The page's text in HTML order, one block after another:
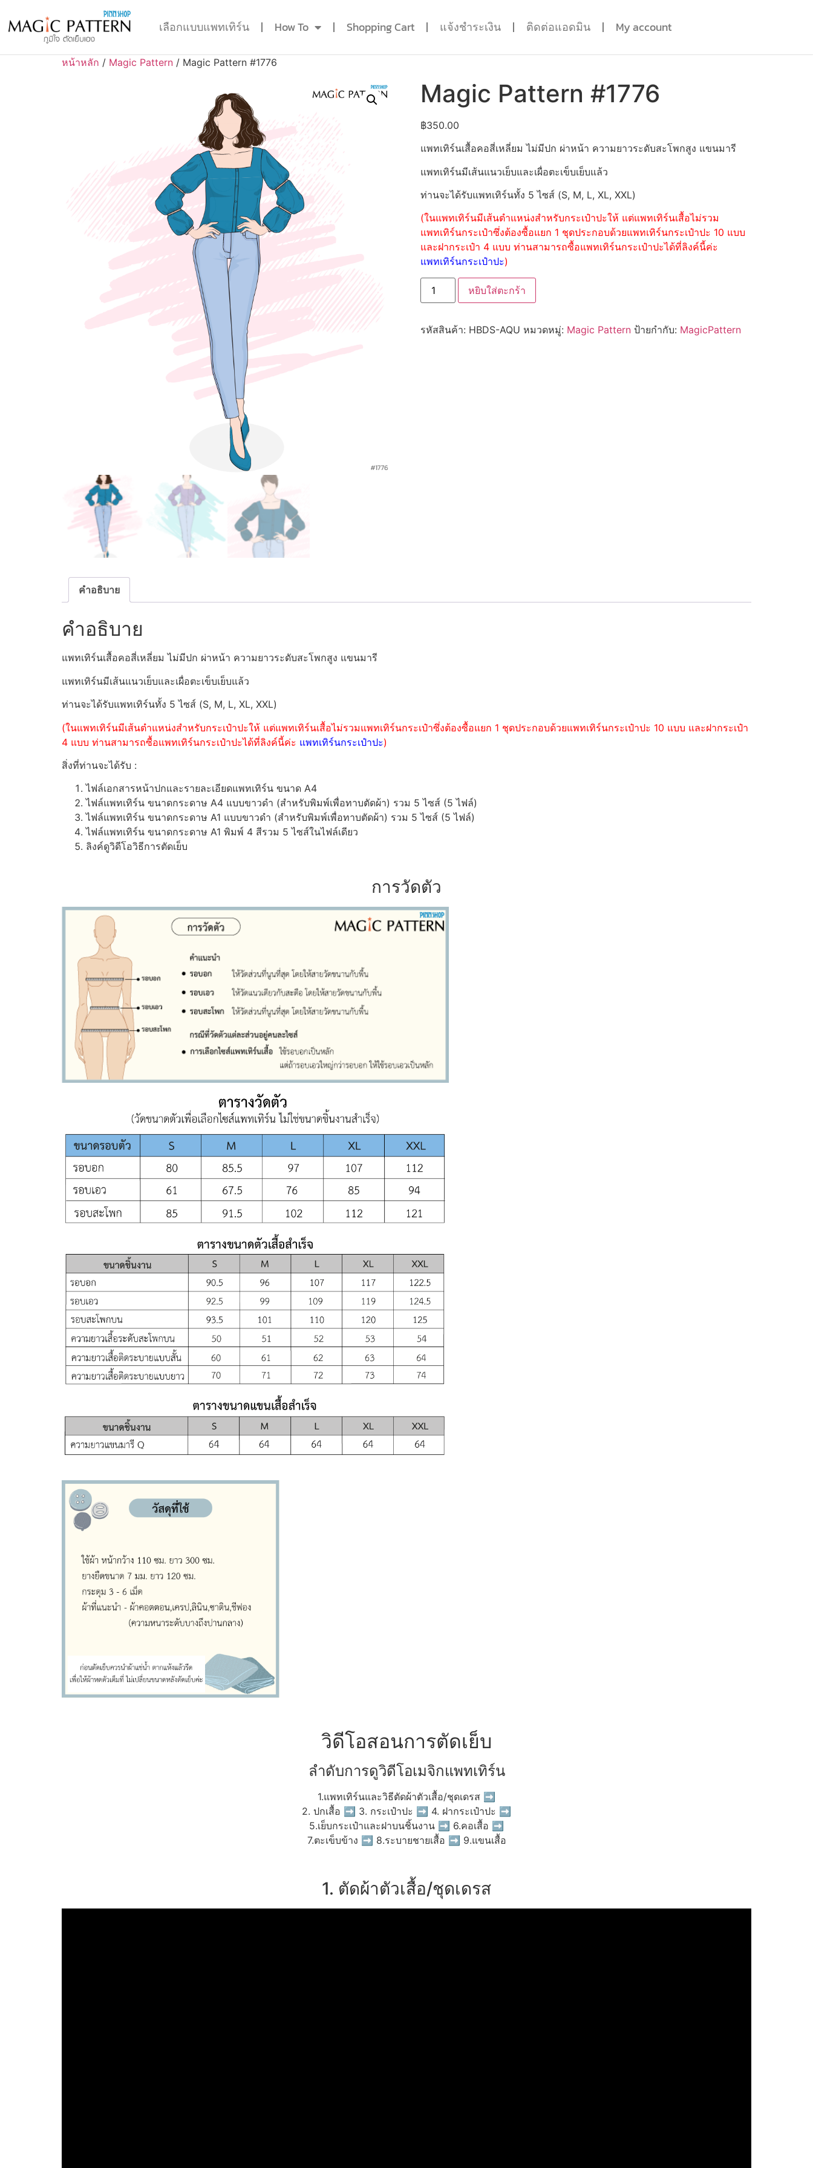
เลือกแบบแพทเทิร์น How To Shopping Cart แจ้งชำระเงิน ติดต่อแอดมิน My account
หน้าหลัก / Magic Pattern / Magic Pattern #1776
Magic Pattern #1776
฿350.00
แพทเทิร์นเสื้อคอสี่เหลี่ยม ไม่มีปก ผ่าหน้า ความยาวระดับสะโพกสูง แขนมารี
แพทเทิร์นมีเส้นแนวเย็บและเผื่อตะเข็บเย็บแล้ว
ท่านจะได้รับแพทเทิร์นทั้ง 5 ไซส์ (S, M, L, XL, XXL)
(ในแพทเทิร์นมีเส้นตำแหน่งสำหรับกระเป๋าปะให้ แต่แพทเทิร์นเสื้อไม่รวม
แพทเทิร์นกระเป๋าซึ่งต้องซื้อแยก 1 ชุดประกอบด้วยแพทเทิร์นกระเป๋าปะ 10 แบบ
และฝากระเป๋า 4 แบบ ท่านสามารถซื้อแพทเทิร์นกระเป๋าปะได้ที่ลิงค์นี้ค่ะ
แพทเทิร์นกระเป๋าปะ)
หยิบใส่ตะกร้า
รหัสสินค้า: HBDS-AQU หมวดหมู่: Magic Pattern ป้ายกำกับ: MagicPattern
คำอธิบาย
คำอธิบาย
แพทเทิร์นเสื้อคอสี่เหลี่ยม ไม่มีปก ผ่าหน้า ความยาวระดับสะโพกสูง แขนมารี
แพทเทิร์นมีเส้นแนวเย็บและเผื่อตะเข็บเย็บแล้ว
ท่านจะได้รับแพทเทิร์นทั้ง 5 ไซส์ (S, M, L, XL, XXL)
(ในแพทเทิร์นมีเส้นตำแหน่งสำหรับกระเป๋าปะให้ แต่แพทเทิร์นเสื้อไม่รวมแพทเทิร์นกระเป๋าซึ่งต้องซื้อแยก 1 ชุดประกอบด้วยแพทเทิร์นกระเป๋าปะ 10 แบบ และฝากระเป๋า
4 แบบ ท่านสามารถซื้อแพทเทิร์นกระเป๋าปะได้ที่ลิงค์นี้ค่ะ แพทเทิร์นกระเป๋าปะ)
สิ่งที่ท่านจะได้รับ :
ไฟล์เอกสารหน้าปกและรายละเอียดแพทเทิร์น ขนาด A4
ไฟล์แพทเทิร์น ขนาดกระดาษ A4 แบบขาวดำ (สำหรับพิมพ์เพื่อทาบตัดผ้า) รวม 5 ไซส์ (5 ไฟล์)
ไฟล์แพทเทิร์น ขนาดกระดาษ A1 แบบขาวดำ (สำหรับพิมพ์เพื่อทาบตัดผ้า) รวม 5 ไซส์ (5 ไฟล์)
ไฟล์แพทเทิร์น ขนาดกระดาษ A1 พิมพ์ 4 สีรวม 5 ไซส์ในไฟล์เดียว
ลิงค์ดูวิดีโอวิธีการตัดเย็บ
การวัดตัว
วิดีโอสอนการตัดเย็บ
ลำดับการดูวิดีโอเมจิกแพทเทิร์น
1.แพทเทิร์นและวิธีตัดผ้าตัวเสื้อ/ชุดเดรส ➡
2. ปกเสื้อ ➡ 3. กระเป๋าปะ ➡ 4. ฝากระเป๋าปะ ➡
5.เย็บกระเป๋าและฝาบนชิ้นงาน ➡ 6.คอเสื้อ ➡
7.ตะเข็บข้าง ➡ 8.ระบายชายเสื้อ ➡ 9.แขนเสื้อ
1. ตัดผ้าตัวเสื้อ/ชุดเดรส